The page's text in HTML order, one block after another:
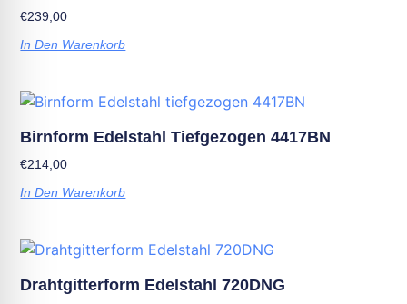
€239,00
In Den Warenkorb
Birnform Edelstahl Tiefgezogen 4417BN
€214,00
In Den Warenkorb
Drahtgitterform Edelstahl 720DNG